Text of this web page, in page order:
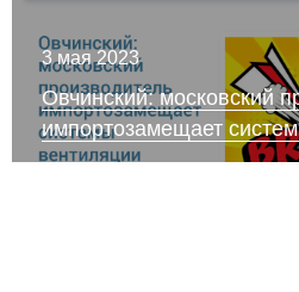
3 мая 2023
Овчинский: московский
импортозамещает